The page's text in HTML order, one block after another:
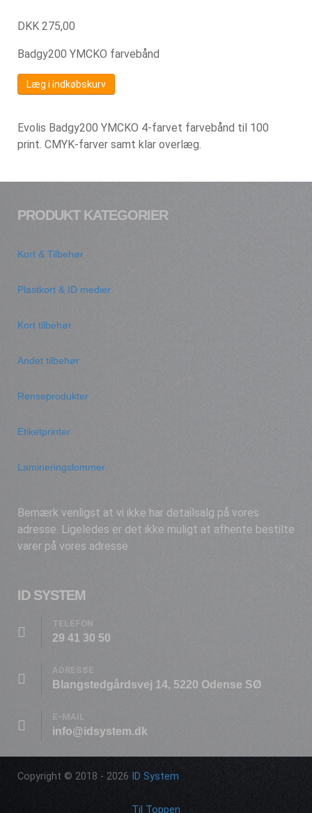
DKK 275,00
Badgy200 YMCKO farvebånd
Læg i indkøbskurv
Evolis Badgy200 YMCKO 4-farvet farvebånd til 100
print. CMYK-farver samt klar overlæg.
PRODUKT KATEGORIER
Kort & Tilbehør
Plastkort & ID medier
Kort tilbehør
Andet tilbehør
Renseprodukter
Etiketprinter
Lamineringslommer
Bemærk venligst at vi ikke har detailsalg på vores
adresse. Ligeledes er det ikke muligt at afhente bestilte
varer på vores adresse
ID SYSTEM
TELEFON
29 41 30 50
ADRESSE
Blangstedgårdsvej 14, 5220 Odense SØ
E-MAIL
info@idsystem.dk
Copyright © 2018 - 2026 ID System
Til Toppen